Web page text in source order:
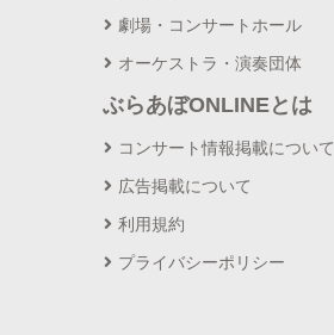
劇場・コンサートホール
オーケストラ・演奏団体
ぶらあぼONLINEとは
コンサート情報掲載について
広告掲載について
利用規約
プライバシーポリシー